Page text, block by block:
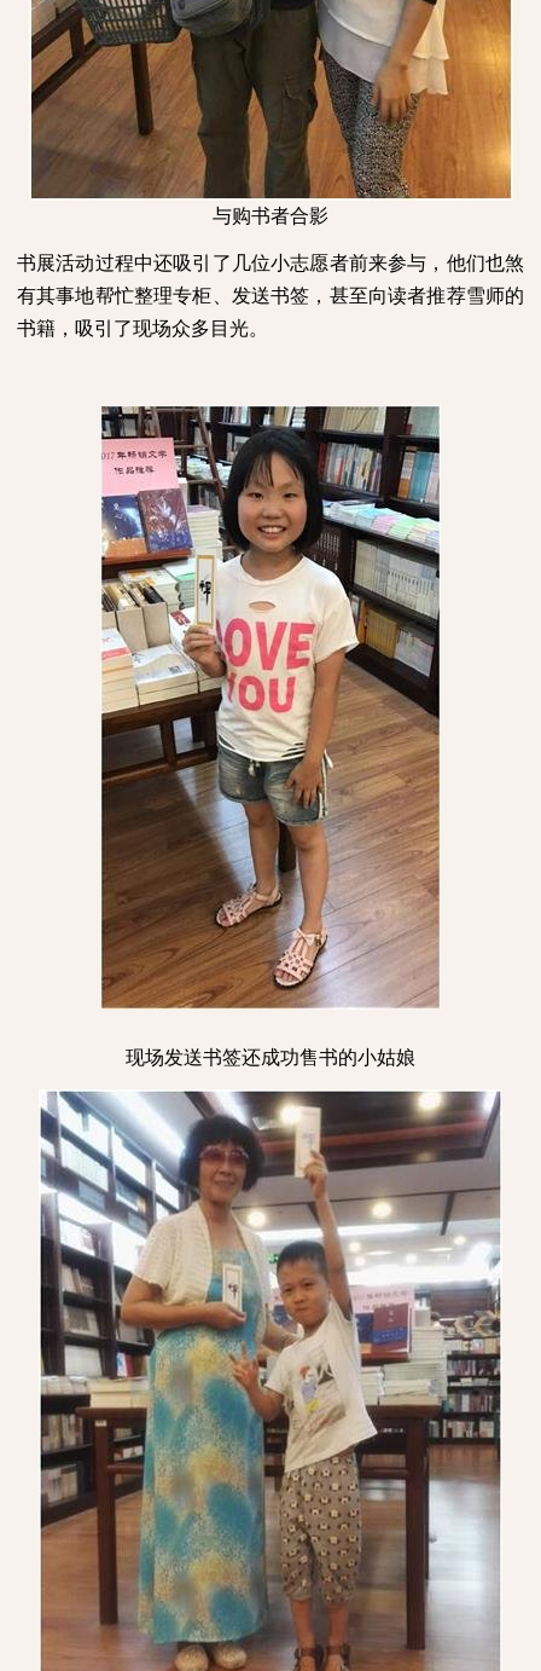
与购书者合影
书展活动过程中还吸引了几位小志愿者前来参与，他们也煞
有其事地帮忙整理专柜、发送书签，甚至向读者推荐雪师的
书籍，吸引了现场众多目光。
现场发送书签还成功售书的小姑娘